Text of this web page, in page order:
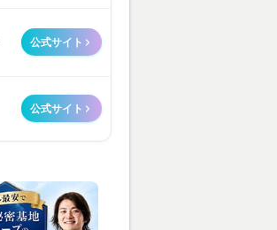
公式サイト
公式サイト